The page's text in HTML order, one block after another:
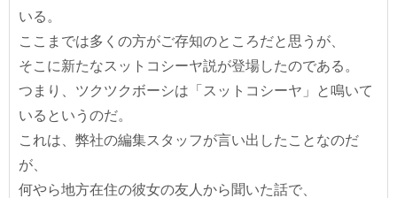
いる。
ここまでは多くの方がご存知のところだと思うが、
そこに新たなスットコシーヤ説が登場したのである。
つまり、ツクツクボーシは「スットコシーヤ」と鳴いて
いるというのだ。
これは、弊社の編集スタッフが言い出したことなのだ
が、
何やら地方在住の彼女の友人から聞いた話で、